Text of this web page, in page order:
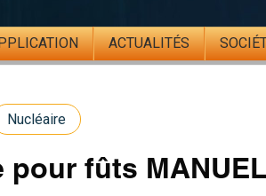
ACTUALITÉS
Nucléaire
pour fûts